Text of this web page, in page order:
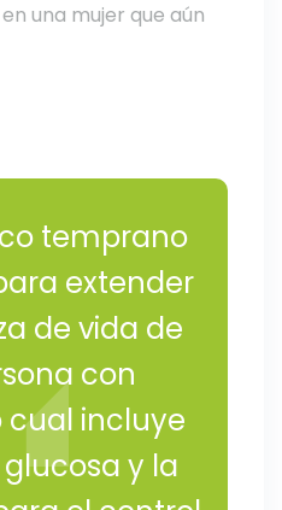
una mujer que aún
temprano
extender
de vida de
con
cual incluye
y la